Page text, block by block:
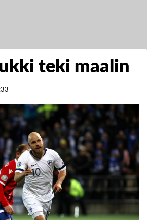
teki maalin